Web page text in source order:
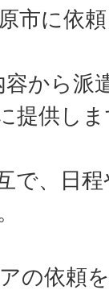
市に依
から派
提供し
で、日
の依頼